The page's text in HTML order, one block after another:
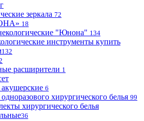
зеркала 72
18
"Юнона" 134
инструменты купить
132
расширители 1
6
хирургического белья 99
хирургического белья
36